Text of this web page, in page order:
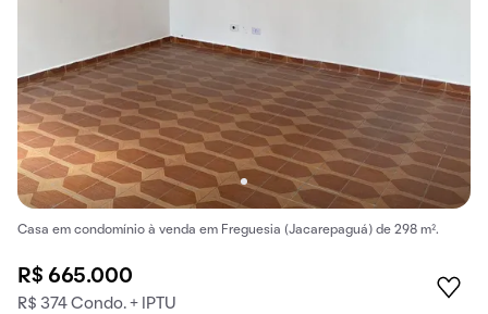
Casa em condomínio à venda em Freguesia (Jacarepaguá) de 298 m².
R$ 665.000
R$ 374 Condo. + IPTU